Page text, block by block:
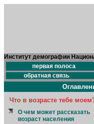
Институт демографии
первая полоса
обратная связь
Что в возрасте тебе
О чем может рассказать
возраст населения